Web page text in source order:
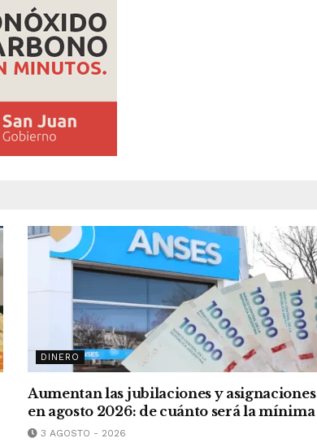
DINERO
Aumentan las jubilaciones y asignaciones
en agosto 2026: de cuánto será la mínima
3 AGOSTO - 2026